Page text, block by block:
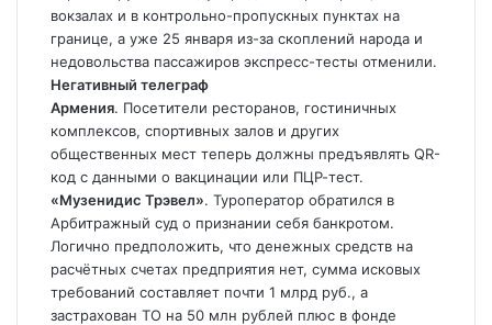
вокзалах и в контрольно-пропускных пунктах на
границе, а уже 25 января из-за скоплений народа и
недовольства пассажиров экспресс-тесты отменили.
Негативный телеграф
Армения. Посетители ресторанов, гостиничных
комплексов, спортивных залов и других
общественных мест теперь должны предъявлять QR-
код с данными о вакцинации или ПЦР-тест.
«Музенидис Трэвел». Туроператор обратился в
Арбитражный суд о признании себя банкротом.
Логично предположить, что денежных средств на
расчётных счетах предприятия нет, сумма исковых
требований составляет почти 1 млрд руб., а
застрахован ТО на 50 млн рублей плюс в фонде